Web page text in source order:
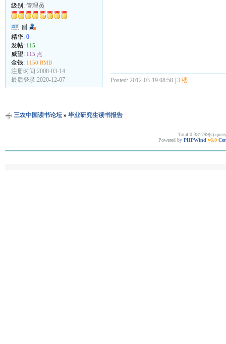
级别: 管理员
精华: 0
发帖: 115
威望: 115 点
金钱: 1150 RMB
注册时间:2008-03-14
最后登录:2020-12-07
Posted: 2012-03-19 08:58 | 3 楼
三农中国读书论坛» 毕业研究生读书报告
Total 0.381799(s)
Powered by PHPWind v6.0